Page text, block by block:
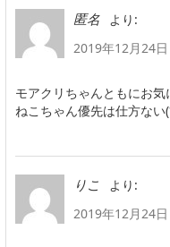
匿名
より:
2019年12月24日
モアクリちゃんともにお
ねこちゃん優先は仕方な
りこ
より:
2019年12月24